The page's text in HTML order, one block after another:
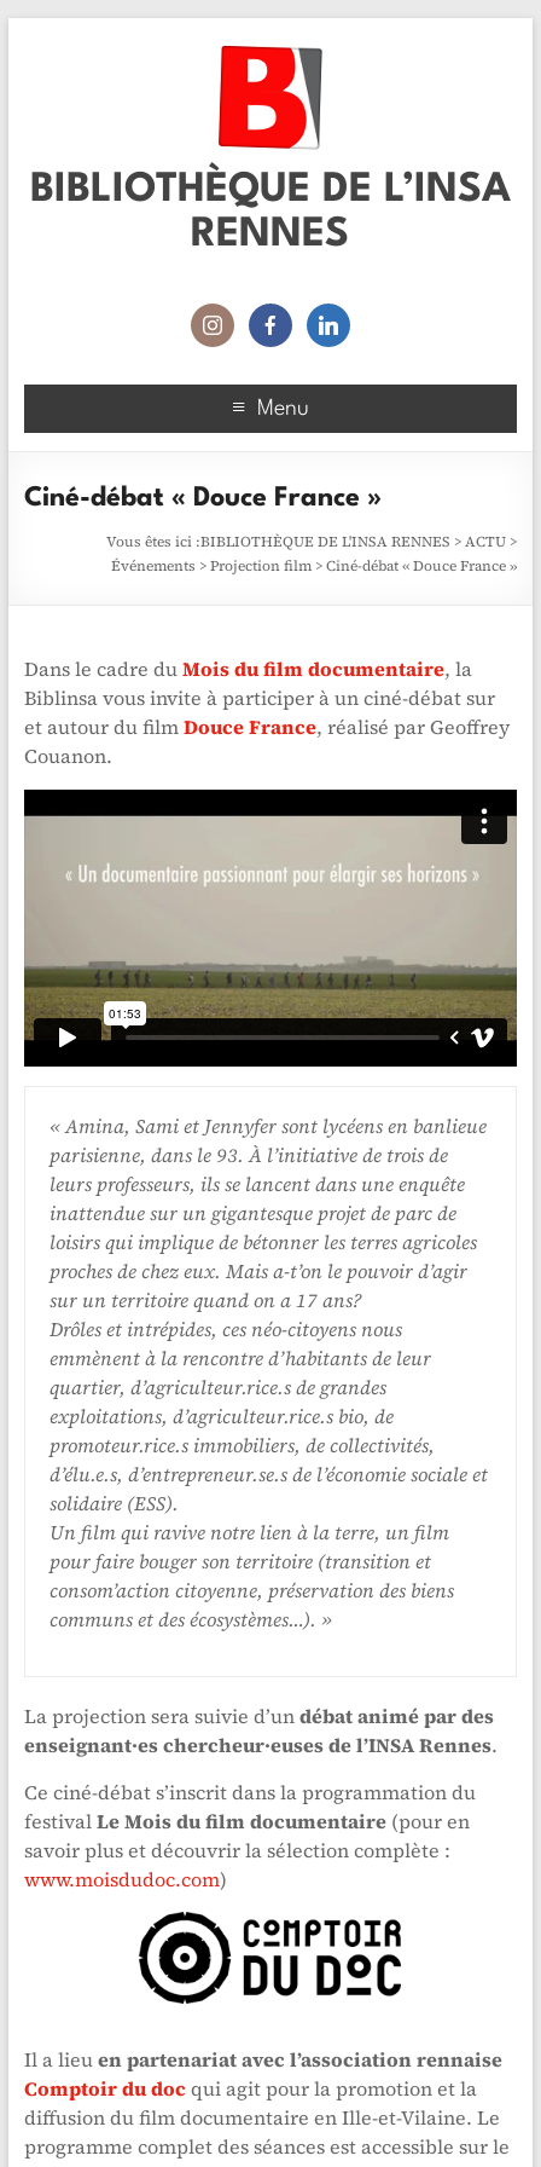
BIBLIOTHÈQUE DE L’INSA
RENNES
Menu
Ciné-débat « Douce France »
Vous êtes ici :BIBLIOTHÈQUE DE L'INSA RENNES >ACTU >
Événements >Projection film >Ciné-débat « Douce France »
Dans le cadre duMois du film documentaire, la
Biblinsa vous invite à participer à un ciné-débat sur
et autour du filmDouce France, réalisé par Geoffrey
Couanon.
« Amina, Sami et Jennyfer sont lycéens en banlieue
parisienne, dans le 93. À l’initiative de trois de
leurs professeurs, ils se lancent dans une enquête
inattendue sur un gigantesque projet de parc de
loisirs qui implique de bétonner les terres agricoles
proches de chez eux. Mais a-t’on le pouvoir d’agir
sur un territoire quand on a 17 ans?
Drôles et intrépides, ces néo-citoyens nous
emmènent à la rencontre d’habitants de leur
quartier, d’agriculteur.rice.s de grandes
exploitations, d’agriculteur.rice.s bio, de
promoteur.rice.s immobiliers, de collectivités,
d’élu.e.s, d’entrepreneur.se.s de l’économie sociale et
solidaire (ESS).
Un film qui ravive notre lien à la terre, un film
pour faire bouger son territoire (transition et
consom’action citoyenne, préservation des biens
communs et des écosystèmes…). »
La projection sera suivie d’undébat animé par des
enseignant·es chercheur·euses de l’INSA Rennes.
Ce ciné-débat s’inscrit dans la programmation du
festivalLe Mois du film documentaire(pour en
savoir plus et découvrir la sélection complète :
www.moisdudoc.com)
Il a lieuen partenariat avec l’association rennaise
Comptoir du doc qui agit pour la promotion et la
diffusion du film documentaire en Ille-et-Vilaine. Le
programme complet des séances est accessible sur le